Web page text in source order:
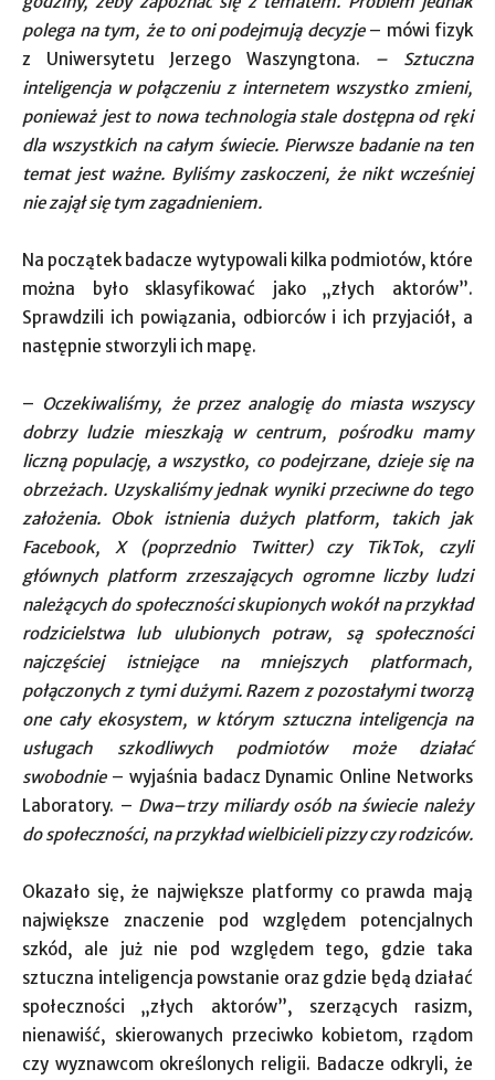
polega na tym, że to oni podejmują decyzje – mówi fizyk
z Uniwersytetu Jerzego Waszyngtona. – Sztuczna
inteligencja w połączeniu z internetem wszystko zmieni,
ponieważ jest to nowa technologia stale dostępna od ręki
dla wszystkich na całym świecie. Pierwsze badanie na ten
temat jest ważne. Byliśmy zaskoczeni, że nikt wcześniej
nie zajął się tym zagadnieniem.
Na początek badacze wytypowali kilka podmiotów, które
można było sklasyfikować jako „złych aktorów”.
Sprawdzili ich powiązania, odbiorców i ich przyjaciół, a
następnie stworzyli ich mapę.
– Oczekiwaliśmy, że przez analogię do miasta wszyscy
dobrzy ludzie mieszkają w centrum, pośrodku mamy
liczną populację, a wszystko, co podejrzane, dzieje się na
obrzeżach. Uzyskaliśmy jednak wyniki przeciwne do tego
założenia. Obok istnienia dużych platform, takich jak
Facebook, X (poprzednio Twitter) czy TikTok, czyli
głównych platform zrzeszających ogromne liczby ludzi
należących do społeczności skupionych wokół na przykład
rodzicielstwa lub ulubionych potraw, są społeczności
najczęściej istniejące na mniejszych platformach,
połączonych z tymi dużymi. Razem z pozostałymi tworzą
one cały ekosystem, w którym sztuczna inteligencja na
usługach szkodliwych podmiotów może działać
swobodnie – wyjaśnia badacz Dynamic Online Networks
Laboratory. – Dwa–trzy miliardy osób na świecie należy
do społeczności, na przykład wielbicieli pizzy czy rodziców.
Okazało się, że największe platformy co prawda mają
największe znaczenie pod względem potencjalnych
szkód, ale już nie pod względem tego, gdzie taka
sztuczna inteligencja powstanie oraz gdzie będą działać
społeczności „złych aktorów”, szerzących rasizm,
nienawiść, skierowanych przeciwko kobietom, rządom
czy wyznawcom określonych religii. Badacze odkryli, że